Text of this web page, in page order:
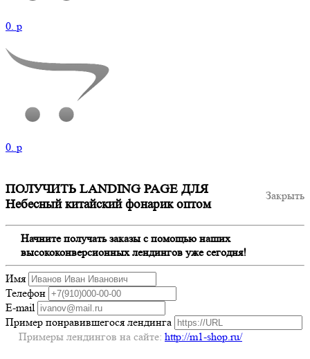
0. p
0. p
Закрыть
ПОЛУЧИТЬ LANDING PAGE ДЛЯ
Небесный китайский фонарик оптом
Начните получать заказы с помощью наших
высококонверсионных лендингов уже сегодня!
Имя
Телефон
E-mail
Пример понравившегося лендинга
Примеры лендингов на сайте: http://m1-shop.ru/